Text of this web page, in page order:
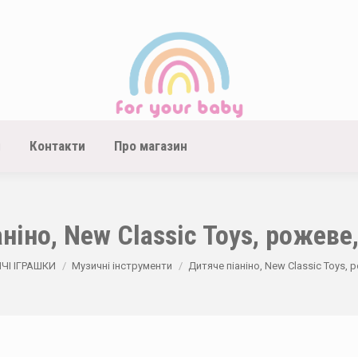
Контакти Про магазин
New Classic Toys,
ІГРАШКИ Музичні інструменти Дитяче піаніно, New Classic Toys,